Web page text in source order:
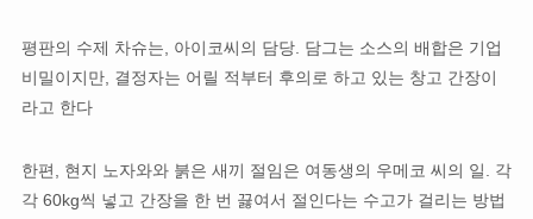
평판의 수제 차슈는, 아이코씨의 담당. 담그는 소스의 배합은 기업
비밀이지만, 결정자는 어릴 적부터 후의로 하고 있는 창고 간장이
라고 한다
한편, 현지 노자와와 붉은 새끼 절임은 여동생의 우메코 씨의 일. 각
각 60kg씩 넣고 간장을 한 번 끓여서 절인다는 수고가 걸리는 방법